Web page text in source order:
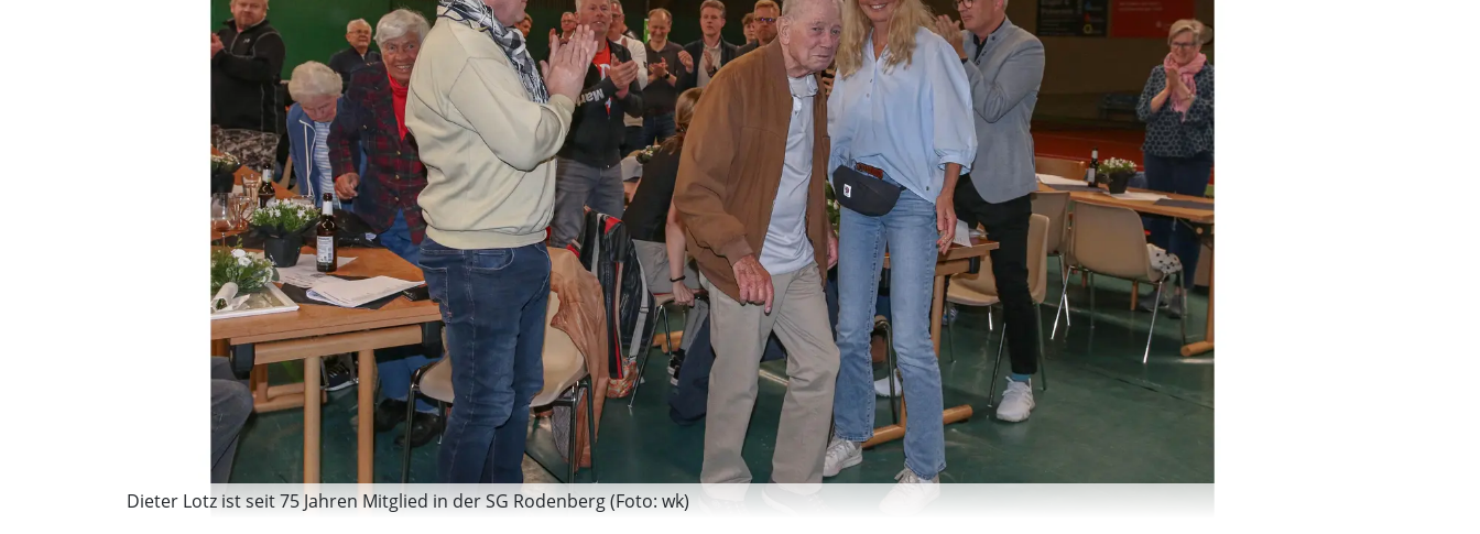
Dieter Lotz ist seit 75 Jahren Mitglied in der SG Rodenberg (Foto: wk)